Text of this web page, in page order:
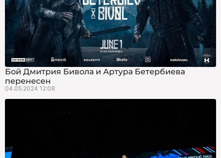
Бой Дмитрия Бивола и Артура Бетербиева
перенесен
04.05.2024 12:08